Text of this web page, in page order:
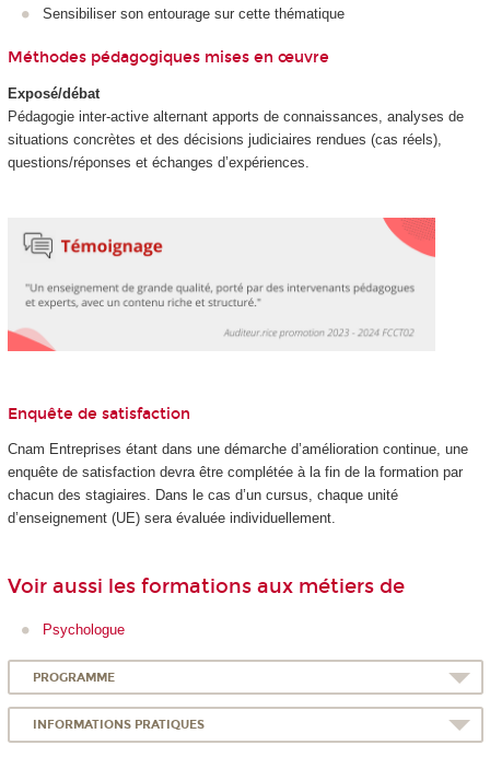
Sensibiliser son entourage sur cette thématique
Méthodes pédagogiques mises en œuvre
Exposé/débat
Pédagogie inter-active alternant apports de connaissances, analyses de
situations concrètes et des décisions judiciaires rendues (cas réels),
questions/réponses et échanges d’expériences.
Enquête de satisfaction
Cnam Entreprises étant dans une démarche d’amélioration continue, une
enquête de satisfaction devra être complétée à la fin de la formation par
chacun des stagiaires. Dans le cas d’un cursus, chaque unité
d’enseignement (UE) sera évaluée individuellement.
Voir aussi les formations aux métiers de
Psychologue
PROGRAMME
INFORMATIONS PRATIQUES